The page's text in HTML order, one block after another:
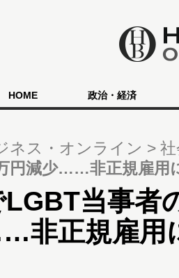
HOME 政治・経済
ネス・オンライン
円減少……非正規雇用
当事者
非正規雇用